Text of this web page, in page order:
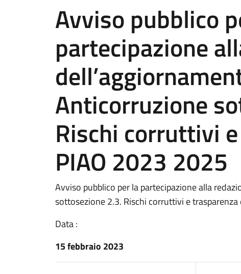
Avviso pubblico
partecipazione
Anticorruzione
Rischi corruttivi
PIAO 2023 2025
Avviso pubblico per la partecipazione alla
sottosezione 2.3. Rischi corruttivi e
Data :
15 febbraio 2023